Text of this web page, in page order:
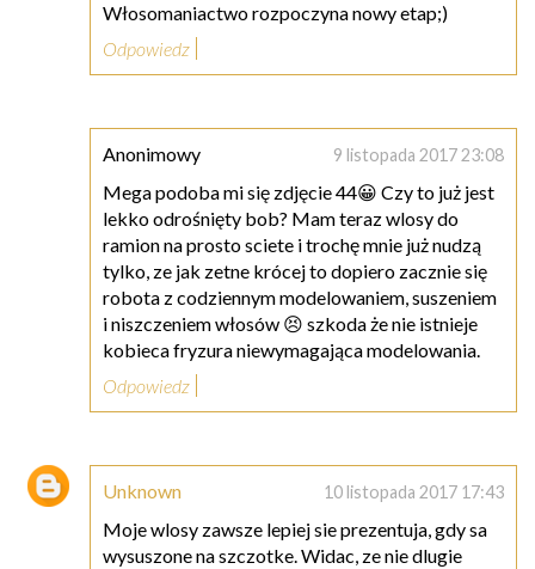
Włosomaniactwo rozpoczyna nowy etap;)
Odpowiedz
Anonimowy 9 listopada 2017 23:08
Mega podoba mi się zdjęcie 44😀 Czy to już jest
lekko odrośnięty bob? Mam teraz wlosy do
ramion na prosto sciete i trochę mnie już nudzą
tylko, ze jak zetne krócej to dopiero zacznie się
robota z codziennym modelowaniem, suszeniem
i niszczeniem włosów 😣 szkoda że nie istnieje
kobieca fryzura niewymagająca modelowania.
Odpowiedz
Unknown 10 listopada 2017 17:43
Moje wlosy zawsze lepiej sie prezentuja, gdy sa
wysuszone na szczotke. Widac, ze nie dlugie